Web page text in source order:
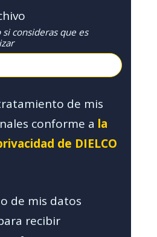
consideras que es
de mis
conforme a la
de DIELCO
de mis datos
recibir